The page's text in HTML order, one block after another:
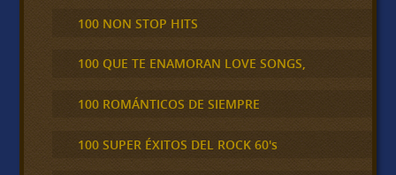
100 NON STOP HITS
100 QUE TE ENAMORAN LOVE SONGS,
100 ROMÁNTICOS DE SIEMPRE
100 SUPER ÉXITOS DEL ROCK 60's